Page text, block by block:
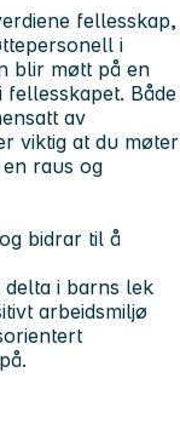
fellesskap,
i
blir møtt på en
Både
av
viktig at du møter
raus og
bidrar til å
i barns lek
arbeidsmiljø